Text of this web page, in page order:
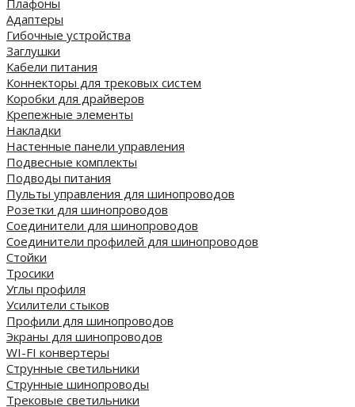
Адаптеры
Гибочные устройства
Заглушки
Кабели питания
Коннекторы для трековых систем
Коробки для драйверов
Крепежные элементы
Накладки
Настенные панели управления
Подвесные комплекты
Подводы питания
Пульты управления для шинопроводов
Розетки для шинопроводов
Соединители для шинопроводов
Соединители профилей для шинопроводов
Стойки
Тросики
Углы профиля
Усилители стыков
Профили для шинопроводов
Экраны для шинопроводов
WI-FI конвертеры
Струнные светильники
Струнные шинопроводы
Трековые светильники